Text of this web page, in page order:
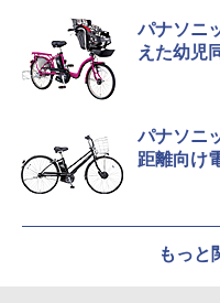
パナソニ
えた幼児
パナソニ
距離向け
もっと